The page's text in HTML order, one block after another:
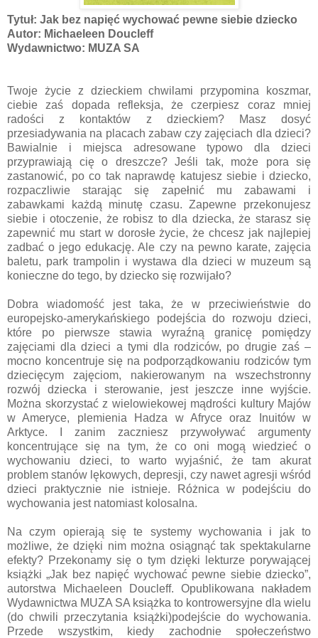
Tytuł: Jak bez napięć wychować pewne siebie dziecko
Autor: Michaeleen Doucleff
Wydawnictwo: MUZA SA
Twoje życie z dzieckiem chwilami przypomina koszmar,
ciebie zaś dopada refleksja, że czerpiesz coraz mniej
radości z kontaktów z dzieckiem? Masz dosyć
przesiadywania na placach zabaw czy zajęciach dla dzieci?
Bawialnie i miejsca adresowane typowo dla dzieci
przyprawiają cię o dreszcze? Jeśli tak, może pora się
zastanowić, po co tak naprawdę katujesz siebie i dziecko,
rozpaczliwie starając się zapełnić mu zabawami i
zabawkami każdą minutę czasu. Zapewne przekonujesz
siebie i otoczenie, że robisz to dla dziecka, że starasz się
zapewnić mu start w dorosłe życie, że chcesz jak najlepiej
zadbać o jego edukację. Ale czy na pewno karate, zajęcia
baletu, park trampolin i wystawa dla dzieci w muzeum są
konieczne do tego, by dziecko się rozwijało?
Dobra wiadomość jest taka, że w przeciwieństwie do
europejsko-amerykańskiego podejścia do rozwoju dzieci,
które po pierwsze stawia wyraźną granicę pomiędzy
zajęciami dla dzieci a tymi dla rodziców, po drugie zaś –
mocno koncentruje się na podporządkowaniu rodziców tym
dziecięcym zajęciom, nakierowanym na wszechstronny
rozwój dziecka i sterowanie, jest jeszcze inne wyjście.
Można skorzystać z wielowiekowej mądrości kultury Majów
w Ameryce, plemienia Hadza w Afryce oraz Inuitów w
Arktyce. I zanim zaczniesz przywoływać argumenty
koncentrujące się na tym, że co oni mogą wiedzieć o
wychowaniu dzieci, to warto wyjaśnić, że tam akurat
problem stanów lękowych, depresji, czy nawet agresji wśród
dzieci praktycznie nie istnieje. Różnica w podejściu do
wychowania jest natomiast kolosalna.
Na czym opierają się te systemy wychowania i jak to
możliwe, że dzięki nim można osiągnąć tak spektakularne
efekty? Przekonamy się o tym dzięki lekturze porywającej
książki „Jak bez napięć wychować pewne siebie dziecko”,
autorstwa Michaeleen Doucleff. Opublikowana nakładem
Wydawnictwa MUZA SA książka to kontrowersyjne dla wielu
(do chwili przeczytania książki)podejście do wychowania.
Przede wszystkim, kiedy zachodnie społeczeństwo